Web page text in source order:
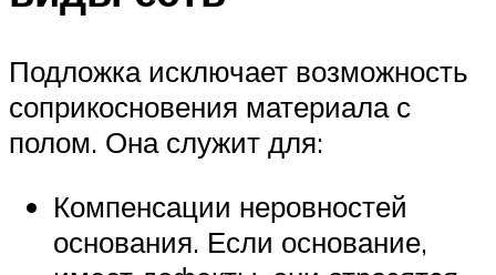
Подложка исключает возможность
соприкосновения материала с
полом. Она служит для:
Компенсации неровностей
основания. Если основание,